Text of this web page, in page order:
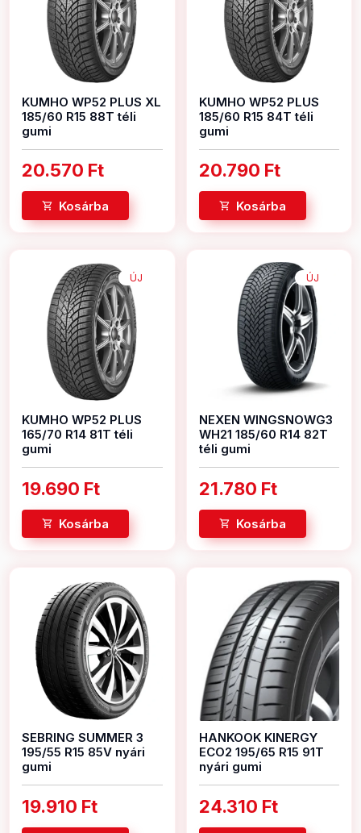
KUMHO WP52 PLUS XL
185/60 R15 88T téli
gumi
20.570 Ft
Kosárba
KUMHO WP52 PLUS
185/60 R15 84T téli
gumi
20.790 Ft
Kosárba
ÚJ
KUMHO WP52 PLUS
165/70 R14 81T téli
gumi
19.690 Ft
Kosárba
ÚJ
NEXEN WINGSNOWG3
WH21 185/60 R14 82T
téli gumi
21.780 Ft
Kosárba
SEBRING SUMMER 3
195/55 R15 85V nyári
gumi
19.910 Ft
HANKOOK KINERGY
ECO2 195/65 R15 91T
nyári gumi
24.310 Ft